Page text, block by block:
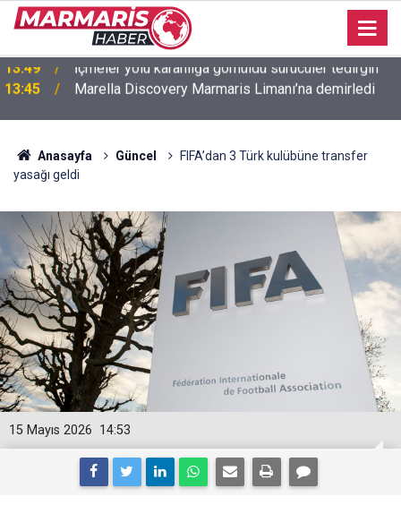
13:45 Marella Discovery Marmaris Limanı’na demirledi
Anasayfa Güncel
FIFA’dan 3 Türk kulübüne transfer
yasağı geldi
14:53
15 Mayıs 2026